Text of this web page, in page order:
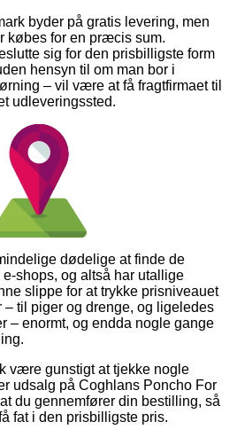
byder på gratis levering, men
købes for en præcis sum.
sig for den prisbilligste form
hensyn til om man bor i
– vil være at få fragtfirmaet til
udleveringssted.
dødelige at finde de
shops, og altså har utallige
slippe for at trykke prisniveauet
– til piger og drenge, og ligeledes
– enormt, og endda nogle gange
være gunstigt at tjekke nogle
udsalg på Coghlans Poncho For
du gennemfører din bestilling, så
fat i den prisbilligste pris.